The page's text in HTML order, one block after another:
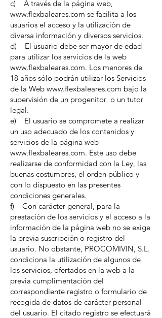
c) A través de la página web,
www.flexbaleares.com se facilita a los
usuarios el acceso y la utilización de
diversa información y diversos servicios.
d) El usuario debe ser mayor de edad
para utilizar los servicios de la web
www.flexbaleares.com. Los menores de
18 años sólo podrán utilizar los Servicios
de la Web www.flexbaleares.com bajo la
supervisión de un progenitor o un tutor
legal.
e) El usuario se compromete a realizar
un uso adecuado de los contenidos y
servicios de la página web
www.flexbaleares.com. Este uso debe
realizarse de conformidad con la Ley, las
buenas costumbres, el orden público y
con lo dispuesto en las presentes
condiciones generales.
f) Con carácter general, para la
prestación de los servicios y el acceso a la
información de la página web no se exige
la previa suscripción o registro del
usuario. No obstante, PROCOMIVIN, S.L.
condiciona la utilización de algunos de
los servicios, ofertados en la web a la
previa cumplimentación del
correspondiente registro o formulario de
recogida de datos de carácter personal
del usuario. El citado registro se efectuará